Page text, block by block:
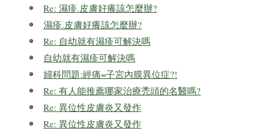
Re: 濕疹.皮膚好癢該怎麼辦?
濕疹.皮膚好癢該怎麼辦?
Re: 自幼就有濕疹可解決嗎
自幼就有濕疹可解決嗎
婦科問題:經痛=子宮內膜異位症?!
Re: 有人能推薦哪家治療禿頭的名醫嗎?
Re: 異位性皮膚炎又發作
Re: 異位性皮膚炎又發作